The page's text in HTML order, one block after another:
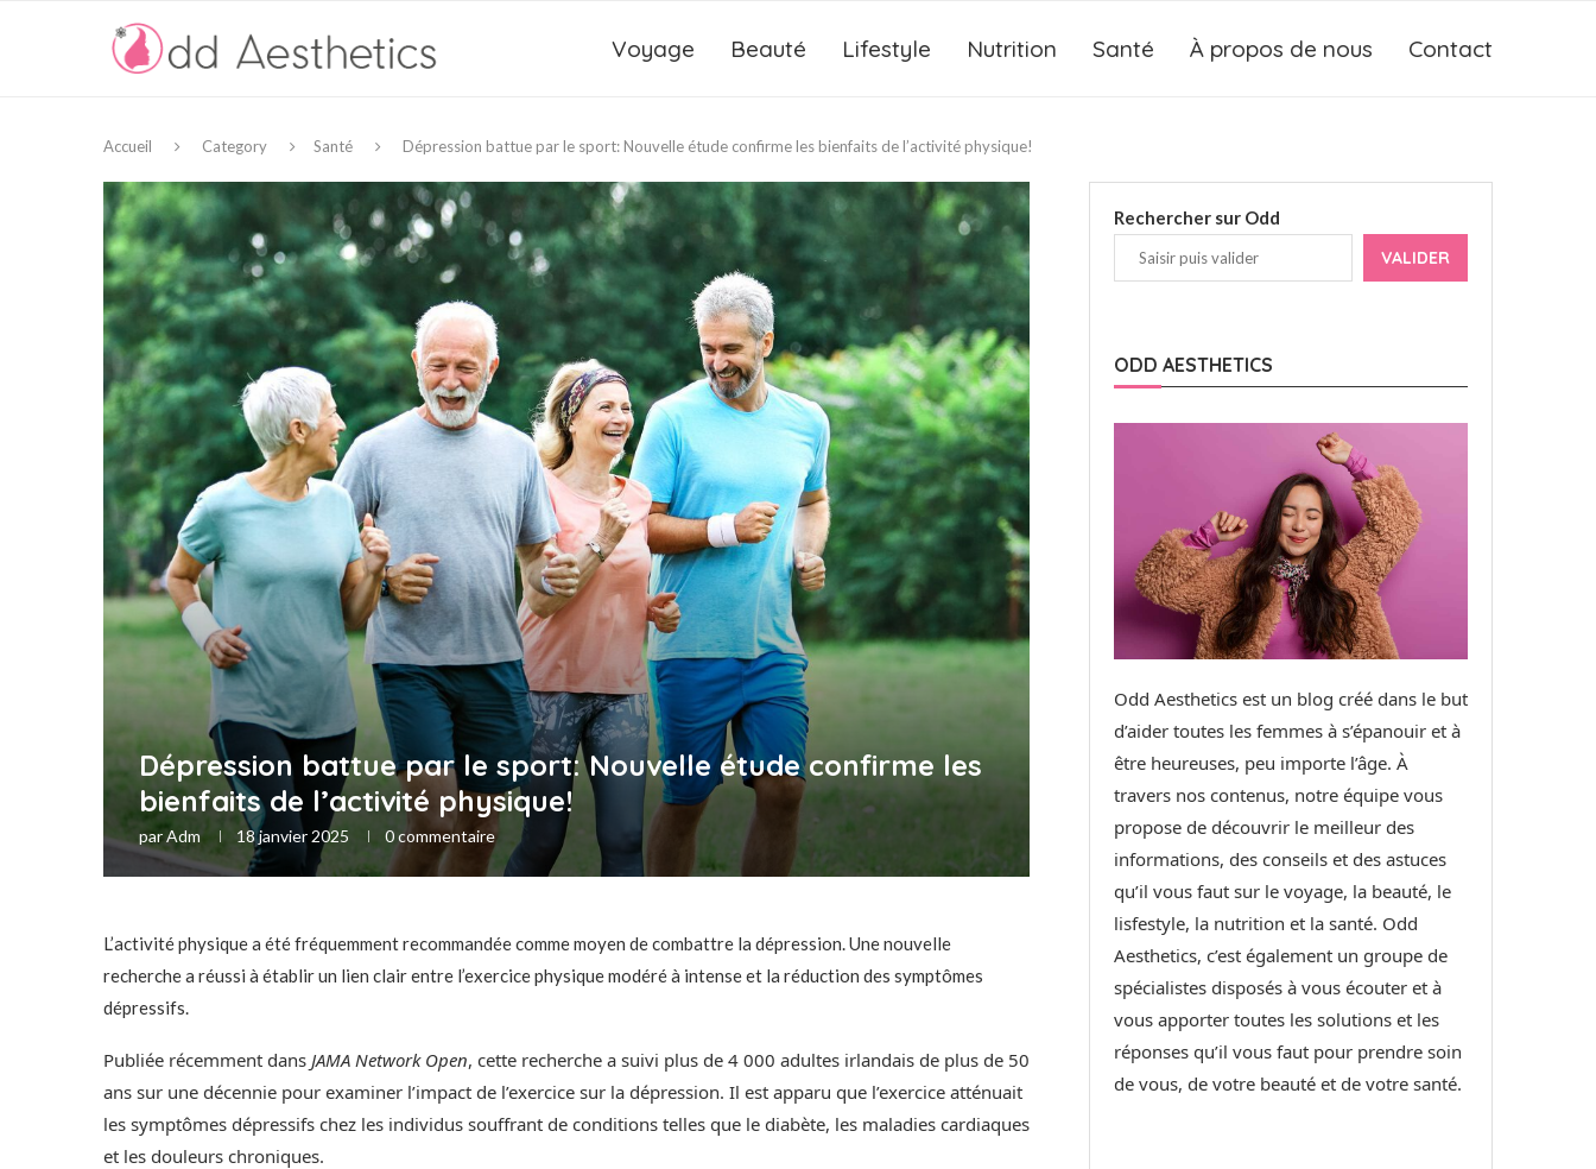
Voyage Beauté Lifestyle Nutrition Santé À propos de nous Contact
Accueil Category Santé Dépression battue par le sport: Nouvelle étude confirme les bienfaits de l’activité physique!
Dépression battue par le sport: Nouvelle étude confirme les
bienfaits de l’activité physique!
parAdm 18 janvier 2025 0 commentaire
L’activité physique a été fréquemment recommandée comme moyen de combattre la dépression. Une nouvelle
recherche a réussi à établir un lien clair entre l’exercice physique modéré à intense et la réduction des symptômes
dépressifs.
Publiée récemment dans JAMA Network Open, cette recherche a suivi plus de 4 000 adultes irlandais de plus de 50
ans sur une décennie pour examiner l’impact de l’exercice sur la dépression. Il est apparu que l’exercice atténuait
les symptômes dépressifs chez les individus souffrant de conditions telles que le diabète, les maladies cardiaques
et les douleurs chroniques.
Rechercher sur Odd
VALIDER
ODD AESTHETICS
Odd Aesthetics est un blog créé dans le but
d’aider toutes les femmes à s’épanouir et à
être heureuses, peu importe l’âge. À
travers nos contenus, notre équipe vous
propose de découvrir le meilleur des
informations, des conseils et des astuces
qu’il vous faut sur le voyage, la beauté, le
lisfestyle, la nutrition et la santé. Odd
Aesthetics, c’est également un groupe de
spécialistes disposés à vous écouter et à
vous apporter toutes les solutions et les
réponses qu’il vous faut pour prendre soin
de vous, de votre beauté et de votre santé.